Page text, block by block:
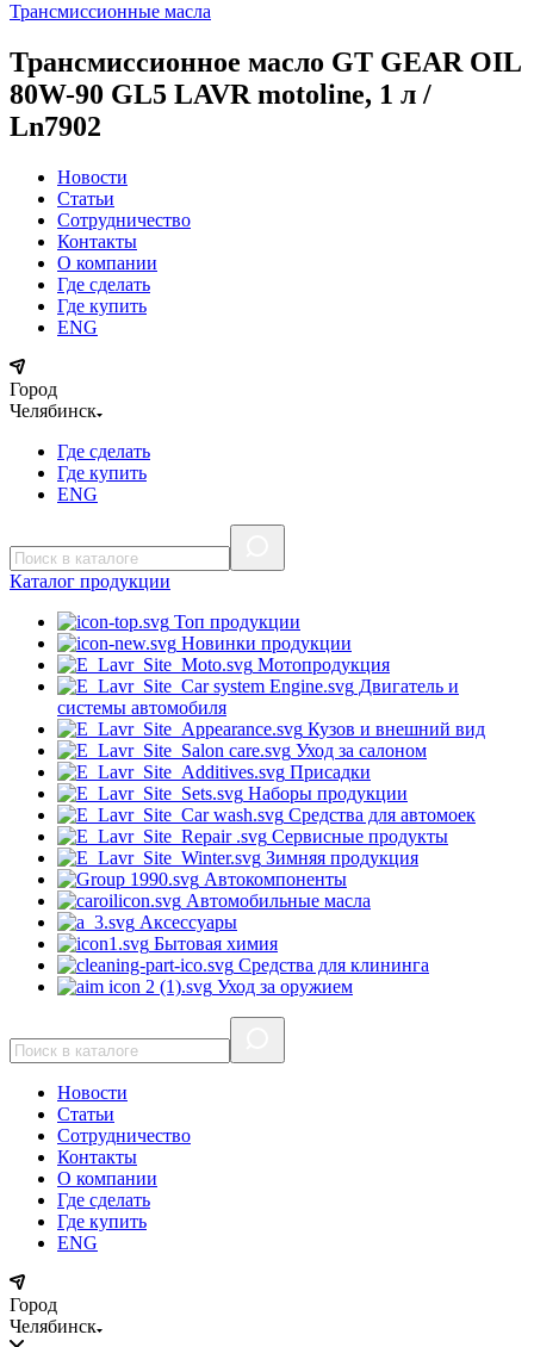
Трансмиссионные масла
Трансмиссионное масло GT GEAR OIL
80W-90 GL5 LAVR motoline, 1 л /
Ln7902
Новости
Статьи
Сотрудничество
Контакты
О компании
Где сделать
Где купить
ENG
Город
Челябинск
Где сделать
Где купить
ENG
Каталог продукции
Топ продукции
Новинки продукции
Мотопродукция
Двигатель и
системы автомобиля
Кузов и внешний вид
Уход за салоном
Присадки
Наборы продукции
Средства для автомоек
Сервисные продукты
Зимняя продукция
Автокомпоненты
Автомобильные масла
Аксессуары
Бытовая химия
Средства для клининга
Уход за оружием
Новости
Статьи
Сотрудничество
Контакты
О компании
Где сделать
Где купить
ENG
Город
Челябинск